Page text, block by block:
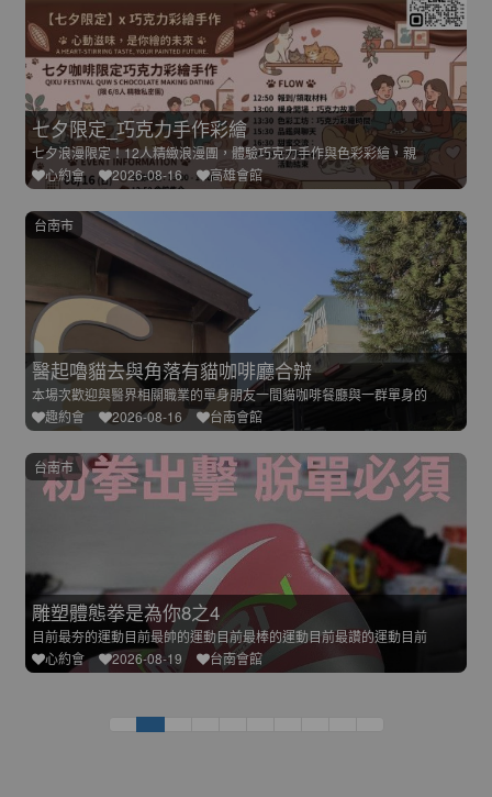
七夕限定_巧克力手作彩繪
七夕浪漫限定！12人精緻浪漫團，體驗巧克力手作與色彩彩繪，親
心約會
2026-08-16 高雄會館
醫起嚕貓去與角落有貓咖啡廳合辦
本場次歡迎與醫界相關職業的單身朋友一間貓咖啡餐廳與一群單身的
趣約會
2026-08-16 台南會館
台南市
雕塑體態拳是為你8之4
目前最夯的運動目前最帥的運動目前最棒的運動目前最讚的運動目前
心約會
2026-08-19 台南會館
台南市